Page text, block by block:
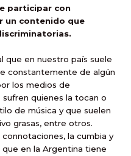
participar con
un contenido que
que en nuestro país suele
constantemente de algún
los medios de
quienes la tocan o
de música y que suelen
grasas, entre otros.
la cumbia y
en la Argentina tiene